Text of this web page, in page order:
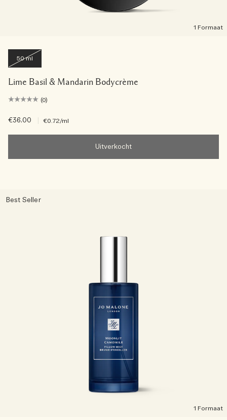
1 Formaat
50 ml
Lime Basil & Mandarin Bodycrème
(0)
€36.00 €0.72/ml
Uitverkocht
Best Seller
1 Formaat